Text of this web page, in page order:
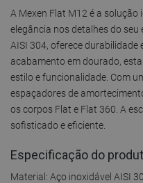
A Mexen Flat M12 é a
elegância nos detalhes do seu
AISI 304, oferece durabilidade
acabamento em dourado,
estilo e funcionalidade. Com
espaçadores de
os corpos Flat e Flat 360. A
sofisticado e eficiente.
Especificação do
Material: Aço inoxidável AISI